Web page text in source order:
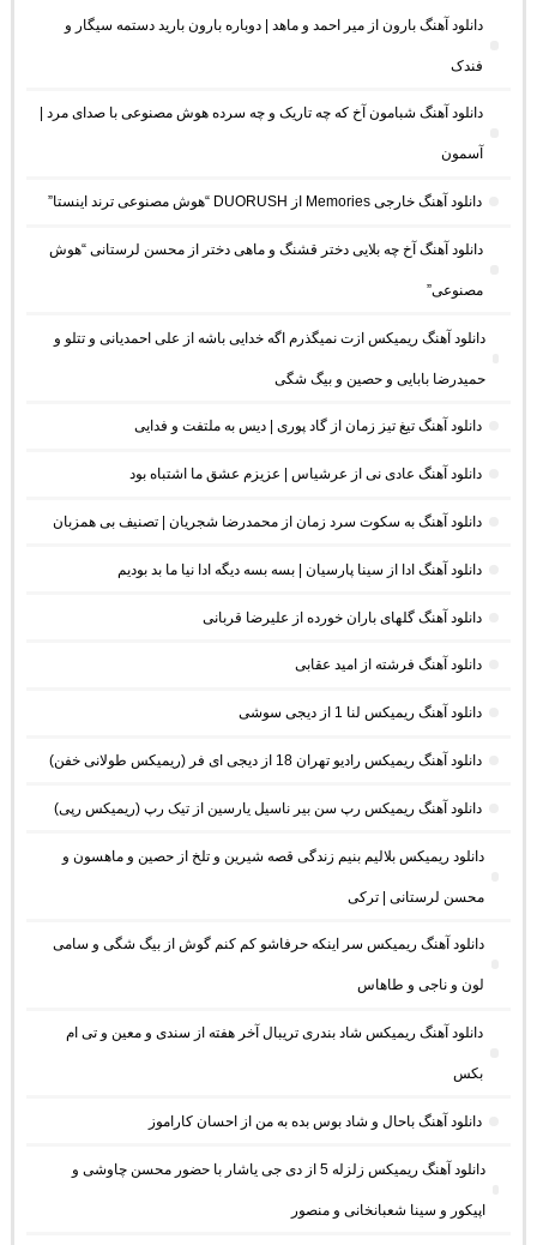
دانلود آهنگ بارون از میر احمد و ماهد | دوباره بارون بارید دستمه سیگار و
فندک
دانلود آهنگ شبامون آخ که چه تاریک و چه سرده هوش مصنوعی با صدای مرد |
آسمون
دانلود آهنگ خارجی Memories از DUORUSH “هوش مصنوعی ترند اینستا”
دانلود آهنگ آخ چه بلایی دختر قشنگ و ماهی دختر از محسن لرستانی “هوش
مصنوعی”
دانلود آهنگ ریمیکس ازت نمیگذرم اگه خدایی باشه از علی احمدیانی و تتلو و
حمیدرضا بابایی و حصین و بیگ شگی
دانلود آهنگ تیغ تیز زمان از گاد پوری | دیس به ملتفت و فدایی
دانلود آهنگ عادی نی از عرشیاس | عزیزم عشق ما اشتباه بود
دانلود آهنگ به سکوت سرد زمان از محمدرضا شجریان | تصنیف بی همزبان
دانلود آهنگ ادا از سینا پارسیان | بسه بسه دیگه ادا نیا ما بد بودیم
دانلود آهنگ گلهای باران خورده از علیرضا قربانی
دانلود آهنگ فرشته از امید عقابی
دانلود آهنگ ریمیکس لنا 1 از دیجی سوشی
دانلود آهنگ ریمیکس رادیو تهران 18 از دیجی ای فر (ریمیکس طولانی خفن)
دانلود آهنگ ریمیکس رپ سن بیر ناسیل یارسین از تیک رپ (ریمیکس رپی)
دانلود ریمیکس بلالیم بنیم زندگی قصه شیرین و تلخ از حصین و ماهسون و
محسن لرستانی | ترکی
دانلود آهنگ ریمیکس سر اینکه حرفاشو کم کنم گوش از بیگ شگی و سامی
لون و ناجی و طاهاس
دانلود آهنگ ریمیکس شاد بندری تریبال آخر هفته از سندی و معین و تی ام
بکس
دانلود آهنگ باحال و شاد بوس بده به من از احسان کاراموز
دانلود آهنگ ریمیکس زلزله 5 از دی جی یاشار با حضور محسن چاوشی و
اپیکور و سینا شعبانخانی و منصور